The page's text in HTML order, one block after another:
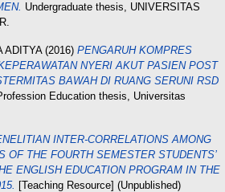
Undergraduate thesis, UNIVERSITAS
ADITYA(2016) PENGARUH KOMPRES
NYERI AKUT PASIEN POST
BAWAH DI RUANG SERUNI RSD
Education thesis, Universitas
INTER-CORRELATIONS AMONG
OF THE FOURTH SEMESTER STUDENTS’
ENGLISH EDUCATION PROGRAM IN THE
[Teaching Resource] (Unpublished)